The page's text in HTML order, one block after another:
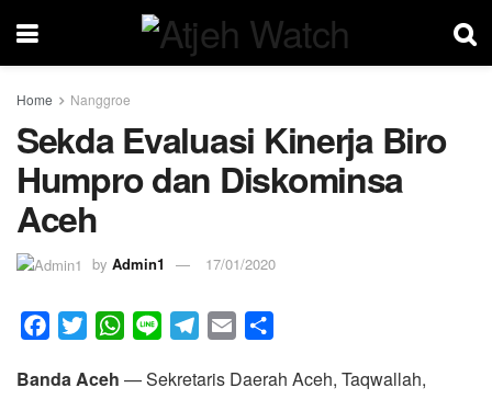
Home Nanggroe
Sekda Evaluasi Kinerja Biro
Humpro dan Diskominsa
Aceh
by Admin1 17/01/2020
c
i
W
a
n
l
a
a
Banda Aceh — Sekretaris Daerah Aceh, Taqwallah,